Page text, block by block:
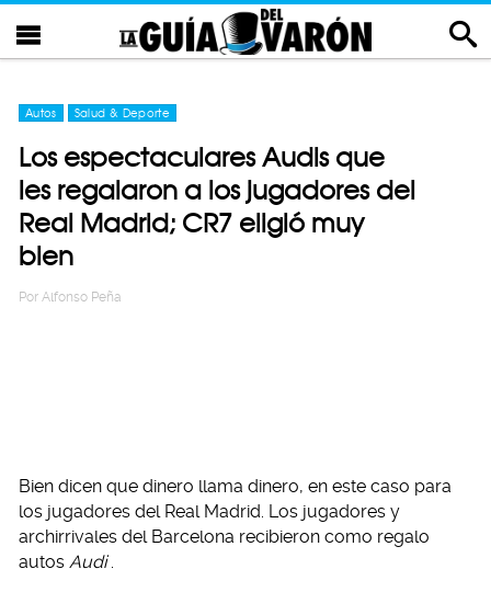
Autos Salud & Deporte
Los espectaculares Audis que
les regalaron a los jugadores del
Real Madrid; CR7 eligió muy
bien
Por Alfonso Peña
Bien dicen que dinero llama dinero, en este caso para
los jugadores del Real Madrid. Los jugadores y
archirrivales del Barcelona recibieron como regalo
autos Audi .